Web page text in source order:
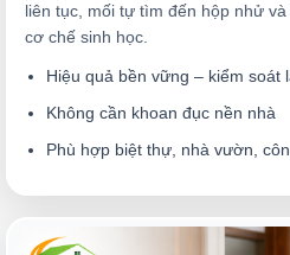
liên tục, mối tự tìm đến hộp nhử
cơ chế sinh học.
Hiệu quả bền vững – kiểm soát
Không cần khoan đục nền nhà
Phù hợp biệt thự, nhà vườn,